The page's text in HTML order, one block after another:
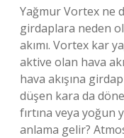
Yağmur Vortex ne
girdaplara neden
akımı. Vortex kar
aktive olan hava
hava akışına
düşen kara da
fırtına veya yoğun
anlama gelir?